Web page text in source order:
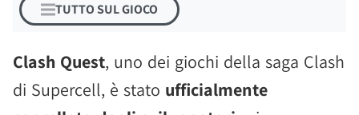
TUTTO SUL GIOCO
Clash Quest, uno dei giochi della saga Clash
di Supercell, è stato ufficialmente